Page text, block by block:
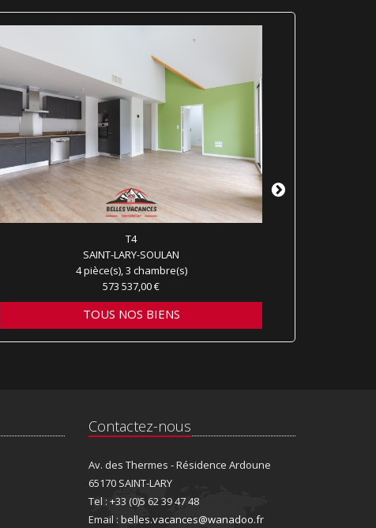
T4
SAINT-LARY-SOULAN
4 pièce(s), 3 chambre(s)
573 537,00 €
TOUS NOS BIENS
Contactez-nous
Av. des Thermes - Résidence Ardoune
65170 SAINT-LARY
Tel : +33 (0)5 62 39 47 48
Email : belles.vacances@wanadoo.fr